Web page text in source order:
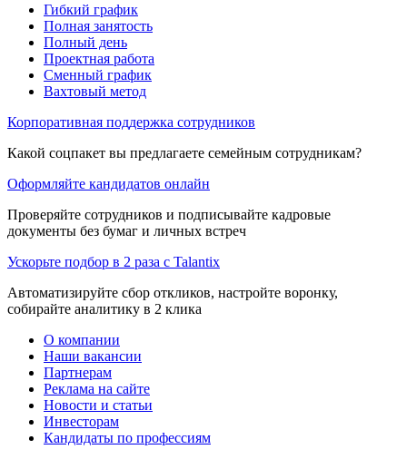
Гибкий график
Полная занятость
Полный день
Проектная работа
Сменный график
Вахтовый метод
Корпоративная поддержка сотрудников
Какой соцпакет вы предлагаете семейным сотрудникам?
Оформляйте кандидатов онлайн
Проверяйте сотрудников и подписывайте кадровые
документы без бумаг и личных встреч
Ускорьте подбор в 2 раза с Talantix
Автоматизируйте сбор откликов, настройте воронку,
собирайте аналитику в 2 клика
О компании
Наши вакансии
Партнерам
Реклама на сайте
Новости и статьи
Инвесторам
Кандидаты по профессиям